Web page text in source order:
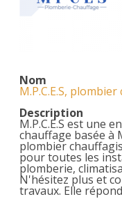
Nom
M.P.C.E.S,
Description
M.P.C.E.S est une
chauffage basée à
plombier
pour toutes les
plomberie,
N'hésitez plus et
travaux. Elle